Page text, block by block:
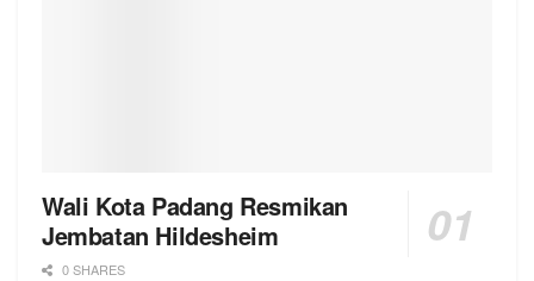
Wali Kota Padang Resmikan
Jembatan Hildesheim
0 SHARES